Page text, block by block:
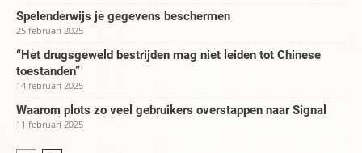
Spelenderwijs je gegevens beschermen
25 februari 2025
“Het drugsgeweld bestrijden mag niet leiden tot Chinese
toestanden”
14 februari 2025
Waarom plots zo veel gebruikers overstappen naar Signal
11 februari 2025